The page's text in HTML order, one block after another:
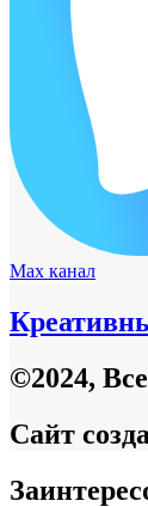
Max канал
©2024,
Сайт